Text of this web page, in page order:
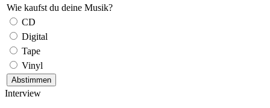
Wie kaufst du deine Musik?
CD
Digital
Tape
Vinyl
Interview